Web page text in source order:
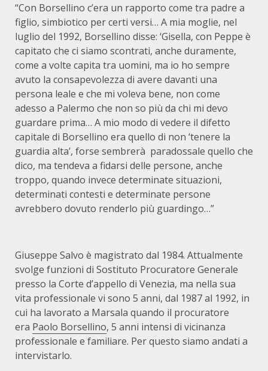
“Con Borsellino c’era un rapporto come tra padre a
figlio, simbiotico per certi versi… A mia moglie, nel
luglio del 1992, Borsellino disse: ‘Gisella, con Peppe è
capitato che ci siamo scontrati, anche duramente,
come a volte capita tra uomini, ma io ho sempre
avuto la consapevolezza di avere davanti una
persona leale e che mi voleva bene, non come
adesso a Palermo che non so più da chi mi devo
guardare prima… A mio modo di vedere il difetto
capitale di Borsellino era quello di non ‘tenere la
guardia alta’, forse sembrerà paradossale quello che
dico, ma tendeva a fidarsi delle persone, anche
troppo, quando invece determinate situazioni,
determinati contesti e determinate persone
avrebbero dovuto renderlo più guardingo…”
Giuseppe Salvo è magistrato dal 1984. Attualmente
svolge funzioni di Sostituto Procuratore Generale
presso la Corte d’appello di Venezia, ma nella sua
vita professionale vi sono 5 anni, dal 1987 al 1992, in
cui ha lavorato a Marsala quando il procuratore
era Paolo Borsellino, 5 anni intensi di vicinanza
professionale e familiare. Per questo siamo andati a
intervistarlo.